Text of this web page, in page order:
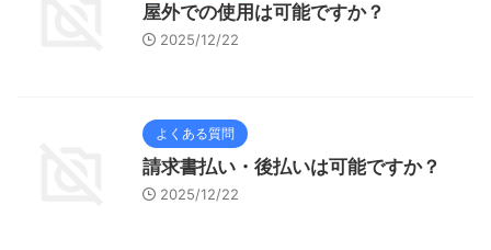
屋外での使用は可能ですか？
2025/12/22
よくある質問
請求書払い・後払いは可能ですか？
2025/12/22